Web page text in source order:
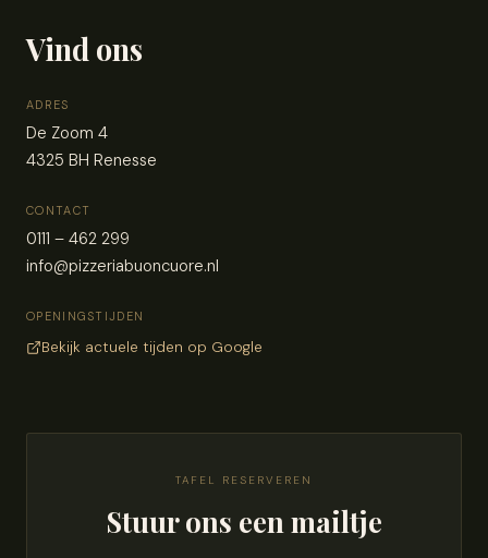
Vind ons
ADRES
De Zoom 4
4325 BH Renesse
CONTACT
0111 – 462 299
info@pizzeriabuoncuore.nl
OPENINGSTIJDEN
Bekijk actuele tijden op Google
TAFEL RESERVEREN
Stuur ons een mailtje